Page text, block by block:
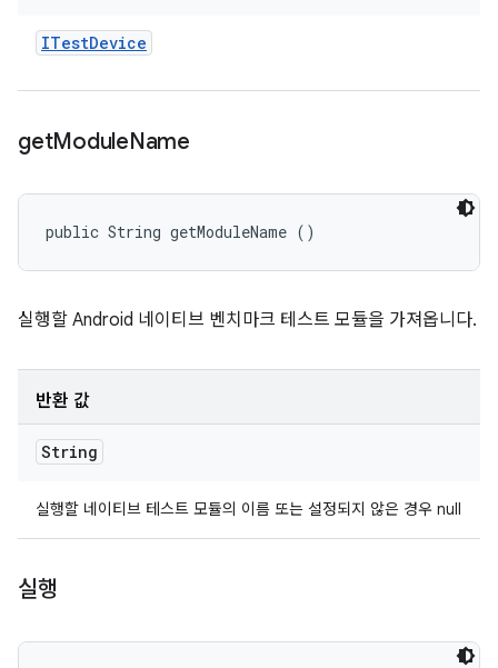
ITestDevice
getModuleName
public String getModuleName ()
실행할 Android 네이티브 벤치마크 테스트 모듈을 가져옵니다.
반환 값
String
실행할 네이티브 테스트 모듈의 이름 또는 설정되지 않은 경우 null
실행